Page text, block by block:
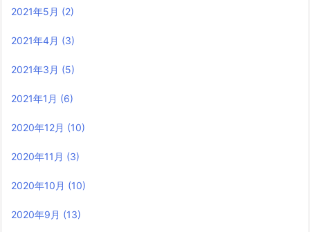
2021年5月 (2)
2021年4月 (3)
2021年3月 (5)
2021年1月 (6)
2020年12月 (10)
2020年11月 (3)
2020年10月 (10)
2020年9月 (13)